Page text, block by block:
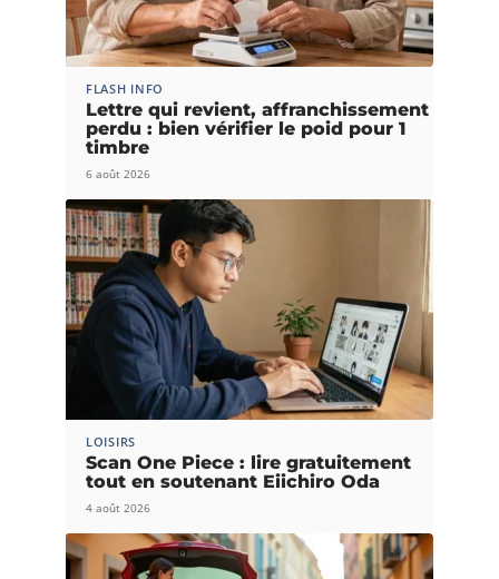
FLASH INFO
Lettre qui revient, affranchissement
perdu : bien vérifier le poid pour 1
timbre
6 août 2026
LOISIRS
Scan One Piece : lire gratuitement
tout en soutenant Eiichiro Oda
4 août 2026